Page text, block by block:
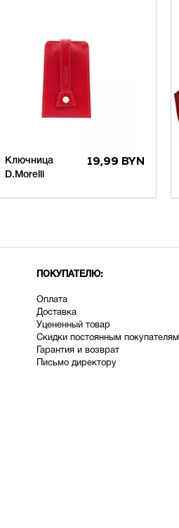
Ключница
D.Morelli
19,99 BYN
ПОКУПАТЕЛЮ:
Оплата
Доставка
Уцененный товар
Скидки постоянным покупателям
Гарантия и возврат
Письмо директору